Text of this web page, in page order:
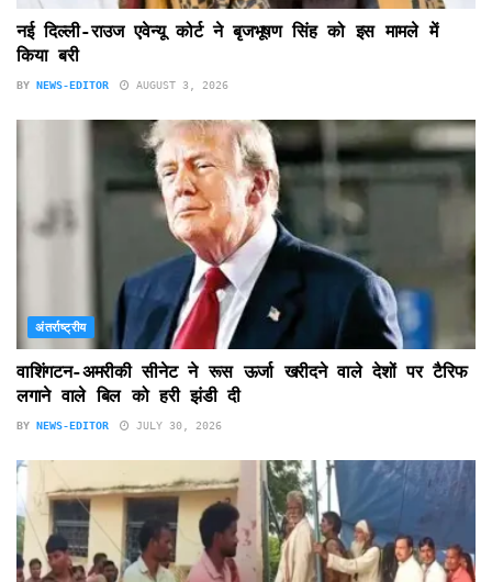
नई दिल्ली-राउज एवेन्यू कोर्ट ने बृजभूषण सिंह को इस मामले में
किया बरी
BY NEWS-EDITOR AUGUST 3, 2026
अंतर्राष्ट्रीय
वाशिंगटन-अमरीकी सीनेट ने रूस ऊर्जा खरीदने वाले देशों पर टैरिफ
लगाने वाले बिल को हरी झंडी दी
BY NEWS-EDITOR JULY 30, 2026